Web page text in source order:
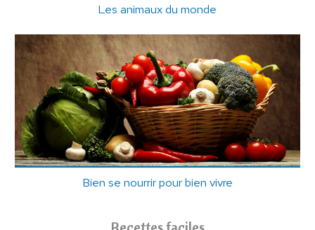
Les animaux du monde
Bien se nourrir pour bien vivre